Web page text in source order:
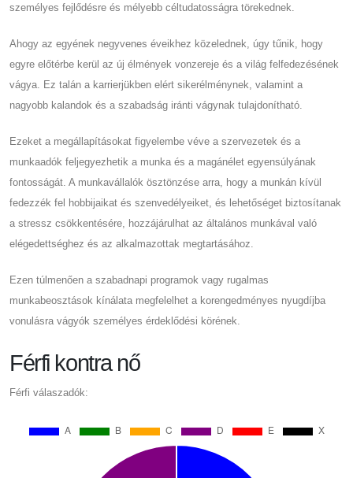
személyes fejlődésre és mélyebb céltudatosságra törekednek.
Ahogy az egyének negyvenes éveikhez közelednek, úgy tűnik, hogy
egyre előtérbe kerül az új élmények vonzereje és a világ felfedezésének
vágya. Ez talán a karrierjükben elért sikerélménynek, valamint a
nagyobb kalandok és a szabadság iránti vágynak tulajdonítható.
Ezeket a megállapításokat figyelembe véve a szervezetek és a
munkaadók feljegyezhetik a munka és a magánélet egyensúlyának
fontosságát. A munkavállalók ösztönzése arra, hogy a munkán kívül
fedezzék fel hobbijaikat és szenvedélyeiket, és lehetőséget biztosítanak
a stressz csökkentésére, hozzájárulhat az általános munkával való
elégedettséghez és az alkalmazottak megtartásához.
Ezen túlmenően a szabadnapi programok vagy rugalmas
munkabeosztások kínálata megfelelhet a korengedményes nyugdíjba
vonulásra vágyók személyes érdeklődési körének.
Férfi kontra nő
Férfi válaszadók: